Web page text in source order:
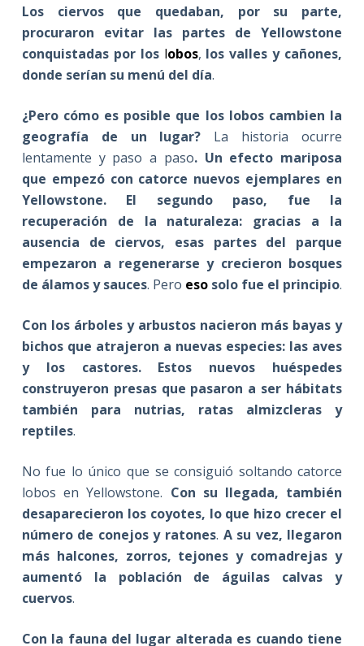
Los ciervos que quedaban, por su parte,
procuraron evitar las partes de Yellowstone
conquistadas por los lobos, los valles y cañones,
donde serían su menú del día.
¿Pero cómo es posible que los lobos cambien la
geografía de un lugar? La historia ocurre
lentamente y paso a paso. Un efecto mariposa
que empezó con catorce nuevos ejemplares en
Yellowstone. El segundo paso, fue la
recuperación de la naturaleza: gracias a la
ausencia de ciervos, esas partes del parque
empezaron a regenerarse y crecieron bosques
de álamos y sauces. Pero esosolo fue el principio.
Con los árboles y arbustos nacieron más bayas y
bichos que atrajeron a nuevas especies: las aves
y los castores. Estos nuevos huéspedes
construyeron presas que pasaron a ser hábitats
también para nutrias, ratas almizcleras y
reptiles.
No fue lo único que se consiguió soltando catorce
lobos en Yellowstone. Con su llegada, también
desaparecieron los coyotes, lo que hizo crecer el
número de conejos y ratones. A su vez, llegaron
más halcones, zorros, tejones y comadrejas y
aumentó la población de águilas calvas y
cuervos.
Con la fauna del lugar alterada es cuando tiene